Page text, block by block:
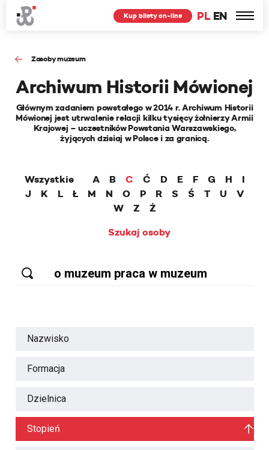
PL EN
Kup bilety on-line
Zasoby muzeum
Archiwum Historii Mówionej
Głównym zadaniem powstałego w 2014 r. Archiwum Historii
Mówionej jest utrwalenie relacji kilku tysięcy żołnierzy Armii
Krajowej – uczestników Powstania Warszawskiego,
żyjących dzisiaj w Polsce i za granicą.
Wszystkie A B C Ć D E F G H
I
J
K L Ł M N O P R S Ś T U
V
W
Z
Ż
Szukaj osoby
Nazwisko
Formacja
Dzielnica
Stopień